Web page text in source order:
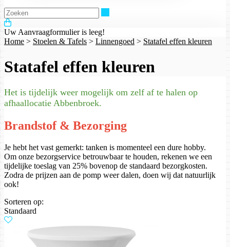
Uw Aanvraagformulier is leeg!
Home > Stoelen & Tafels > Linnengoed > Statafel effen kleuren
Statafel effen kleuren
Het is tijdelijk weer mogelijk om zelf af te halen op
afhaallocatie Abbenbroek.
Brandstof & Bezorging
Je hebt het vast gemerkt: tanken is momenteel een dure hobby.
Om onze bezorgservice betrouwbaar te houden, rekenen we een
tijdelijke toeslag van 25% bovenop de standaard bezorgkosten.
Zodra de prijzen aan de pomp weer dalen, doen wij dat natuurlijk
ook!
Sorteren op:
Standaard